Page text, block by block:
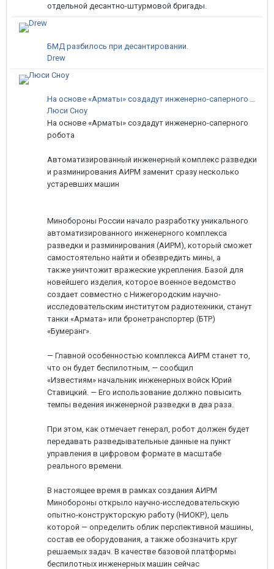
отдельной десантно-штурмовой бригады.
БМД разбилось при десантировании.
Drew
Люси Сноу
На основе «Арматы» создадут инженерно-саперного
робота
Автоматизированный инженерный комплекс разведки
и разминирования АИРМ заменит сразу несколько
устаревших машин
Минобороны России начало разработку уникального
автоматизированного инженерного комплекса
разведки и разминирования (АИРМ), который сможет
самостоятельно найти и обезвредить мины, а
также уничтожит вражеские укрепления. Базой для
новейшего изделия, которое военное ведомство
создает совместно с Нижегородским научно-
исследовательским институтом радиотехники, станут
танки «Армата» или бронетранспортер (БТР)
«Бумеранг».
— Главной особенностью комплекса АИРМ станет то,
что он будет беспилотным, — сообщил
«Известиям» начальник инженерных войск Юрий
Ставицкий. — Его использование должно повысить
темпы ведения инженерной разведки в два раза.
При этом, как отмечает генерал, робот должен будет
передавать разведывательные данные на пункт
управления в цифровом формате в масштабе
реального времени.
В настоящее время в рамках создания АИРМ
Минобороны открыло научно-исследовательскую
опытно-конструкторскую работу (НИОКР), цель
которой — определить облик перспективной машины,
состав ее оборудования, а также обозначить круг
решаемых задач. В качестве базовой платформы
беспилотных инженерных машин сейчас